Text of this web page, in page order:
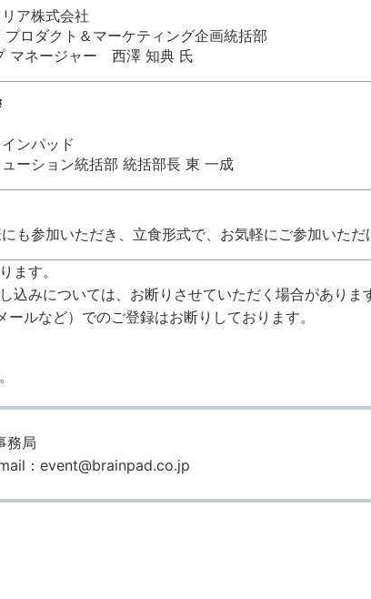
ア株式会社
ロダクト＆マーケティング企画統括部
マネージャー 西澤 知典 氏
ンパッド
ーション統括部 統括部長 東 一成
も参加いただき、立食形式で、お気軽にご参加いただ
ます。
込みについては、お断りさせていただく場合がありま
ルなど）でのご登録はお断りしております。
務局
：event@brainpad.co.jp